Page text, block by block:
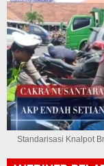
Standarisasi Knalpot